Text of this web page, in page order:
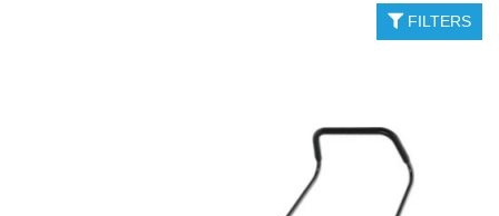
FILTERS